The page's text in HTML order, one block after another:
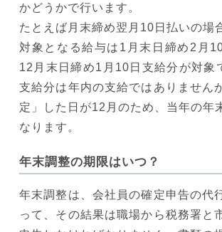
かどうかで行います。
たとえば月末締め翌月10日払いの場
対象となる給与は1月末日締め2月
12月末日締め1月10日支給分が対象
支給分は年内の支給ではありません
定」した日が12月のため、当年の年
なります。
年末調整の期限はいつ？
年末調整は、会社員の確定申告の代
って、その結果は職場から税務署と